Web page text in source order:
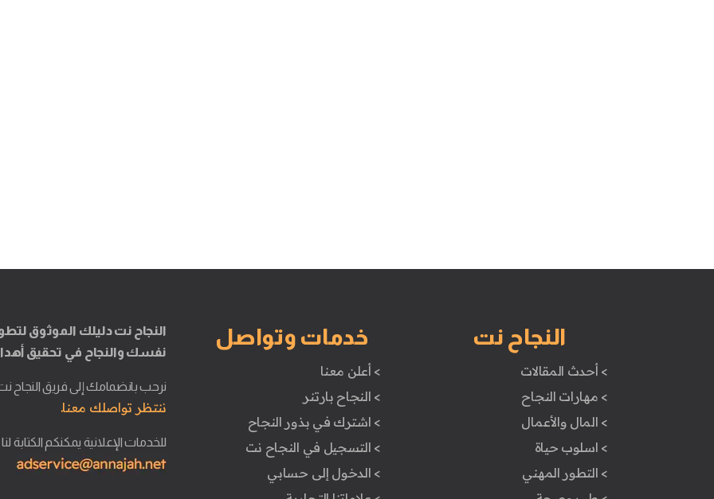
النجاح نت
> أحدث المقالات
> مهارات النجاح
> المال والأعمال
> اسلوب حياة
> التطور المهني
خدمات وتواصل
> أعلن معنا
> النجاح بارتنر
> اشترك في بذور النجاح
> التسجيل في النجاح نت
> الدخول إلى حسابي
النجاح نت دليلك الموثوق
نفسك والنجاح في تحقيق
نرحب بانضمامك إلى فريق النجاح
ننتظر تواصلك معنا.
للخدمات الإعلانية يمكنكم الكتابة لنا